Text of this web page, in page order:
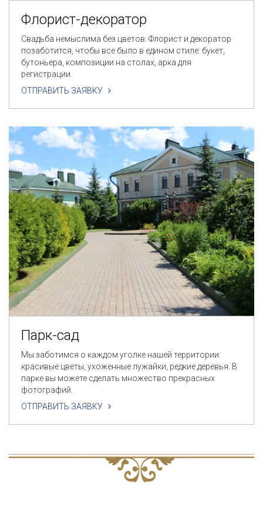
Флорист-декоратор
Свадьба немыслима без цветов. Флорист и декоратор
позаботится, чтобы все было в едином стиле: букет,
бутоньера, композиции на столах, арка для
регистрации.
ОТПРАВИТЬ ЗАЯВКУ
Парк-сад
Мы заботимся о каждом уголке нашей территории:
красивые цветы, ухоженные лужайки, редкие деревья. В
парке вы можете сделать множество прекрасных
фотографий.
ОТПРАВИТЬ ЗАЯВКУ